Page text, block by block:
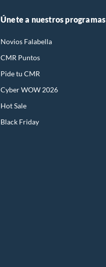
Únete a nuestros programas
Novios Falabella
CMR Puntos
Pide tu CMR
Cyber WOW 2026
Hot Sale
Black Friday